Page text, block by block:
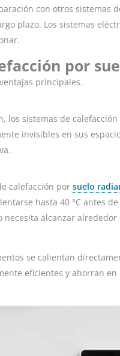
con otros sistemas
plazo. Los sistemas
por
principales.
los sistemas de
invisibles en sus
calefacción por suelo
hasta 40 °C antes
alcanzar alrededor
se calientan
eficientes y ahorran